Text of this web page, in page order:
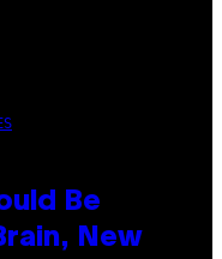
Be
New